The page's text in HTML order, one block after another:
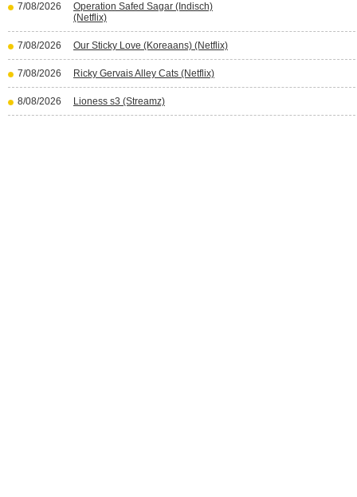
7/08/2026
Operation Safed Sagar (Indisch)
(Netflix)
7/08/2026 Our Sticky Love (Koreaans) (Netflix)
7/08/2026 Ricky Gervais Alley Cats (Netflix)
8/08/2026 Lioness s3 (Streamz)